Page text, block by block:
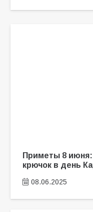
Приметы 8 июня:
крючок в день
08.06.2025